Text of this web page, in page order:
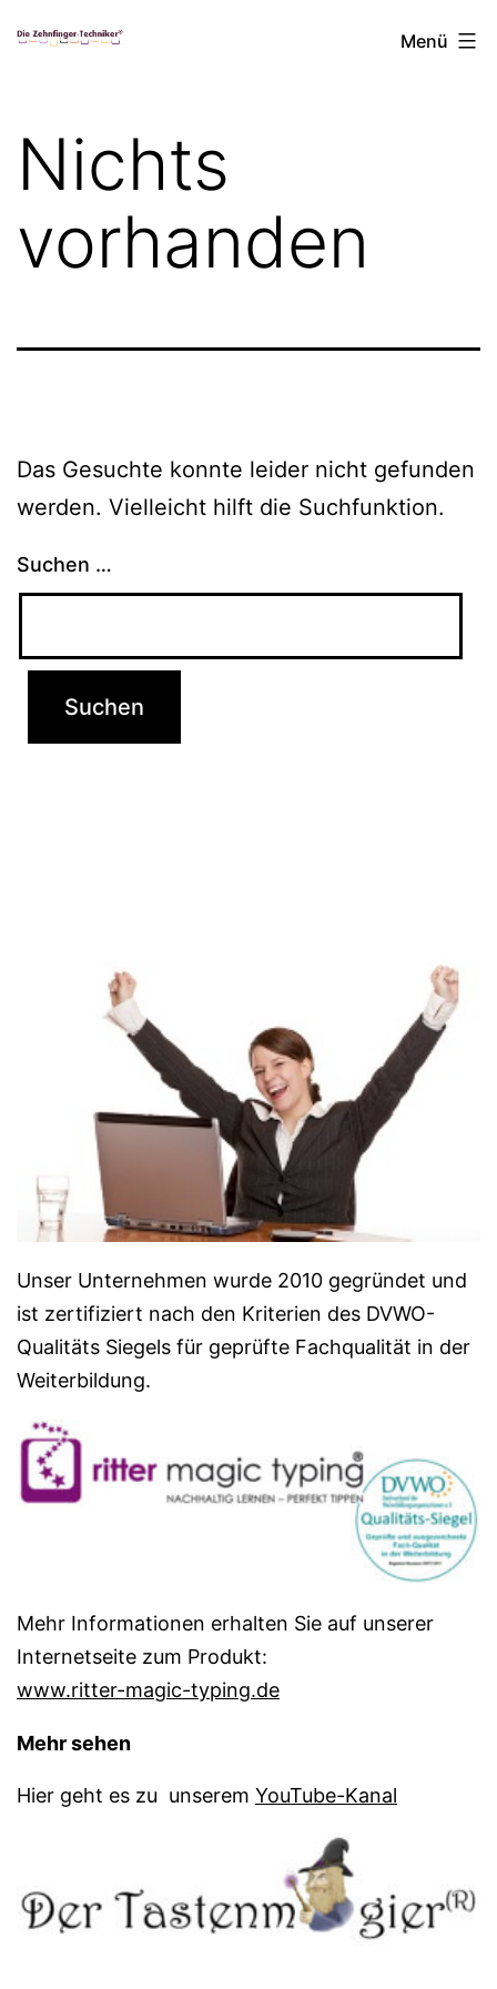
Inhalt
Die
Menü
Nichts
vorhanden
Das Gesuchte konnte leider nicht gefunden
werden. Vielleicht hilft die Suchfunktion.
Suchen …
Unser Unternehmen wurde 2010 gegründet und
ist zertifiziert nach den Kriterien des DVWO-
Qualitäts Siegels für geprüfte Fachqualität in der
Weiterbildung.
Mehr Informationen erhalten Sie auf unserer
Internetseite zum Produkt:
www.ritter-magic-typing.de
Mehr sehen
Hier geht es zu unserem YouTube-Kanal